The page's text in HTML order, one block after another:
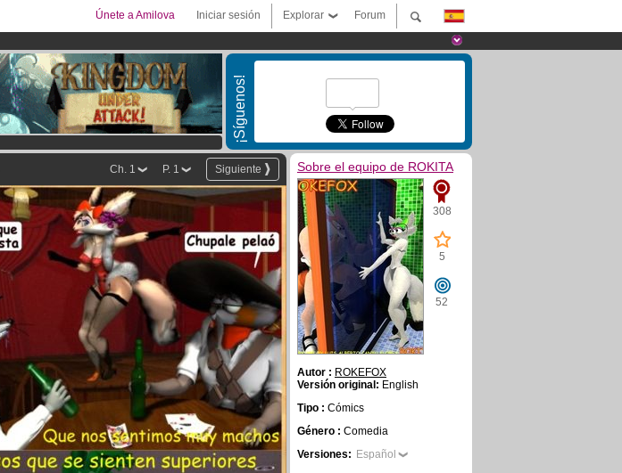
Forum
Explorar
Iniciar sesión
Únete a Amilova
¡Síguenos!
Siguiente
P. 1
Ch. 1 Sobre el equipo de ROKITA
308
5
52
Autor : ROKEFOX
Versión original: English
Tipo : Cómics
Género : Comedia
Versiones: Español